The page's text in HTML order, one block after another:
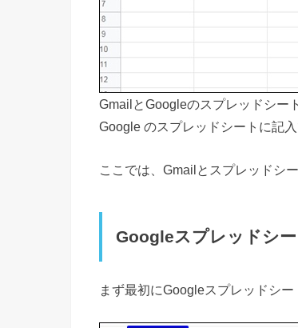
GmailとGoogleのスプレッドシー
Google のスプレッドシートに記入
ここでは、Gmailとスプレッドシ
Googleスプレッドシ
まず最初にGoogleスプレッドシー